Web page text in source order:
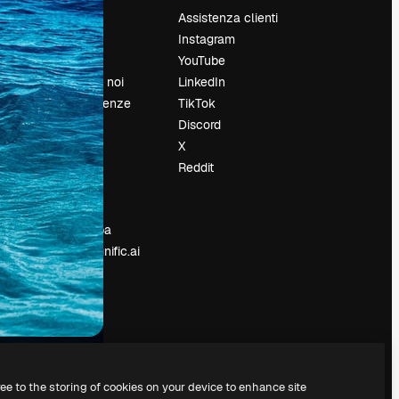
Prezzi
Chi siamo
Recensioni
Lavora con noi
Cerca tendenze
Blog
Eventi
Slidesgo
Vendi i tuoi
contenuti
Sala stampa
Cerchi magnific.ai
Assistenza clienti
Instagram
YouTube
LinkedIn
TikTok
Discord
X
Reddit
to the storing of cookies on your device to enhance site